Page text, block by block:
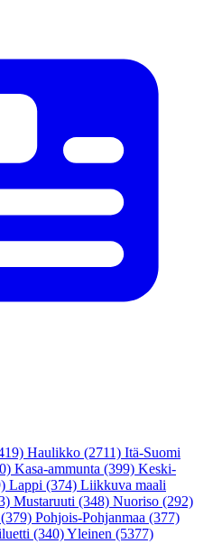
Haulikko (2711) Itä-Suomi
Kasa-ammunta (399) Keski-
Lappi (374) Liikkuva maali
Mustaruuti (348) Nuoriso (292)
(379) Pohjois-Pohjanmaa (377)
(340)Yleinen (5377)